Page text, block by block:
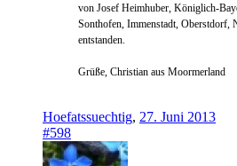
von Josef Heimhuber, Königlich-
Sonthofen, Immenstadt, Oberstdorf,
entstanden.
Grüße, Christian aus Moormerland
Hoefatssuechtig, 27. Juni 2013
#598